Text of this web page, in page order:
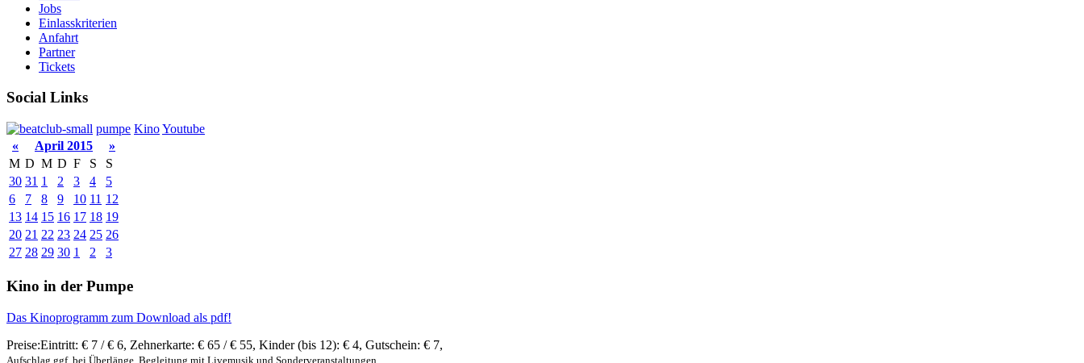
Jobs
Einlasskriterien
Anfahrt
Partner
Tickets
Social Links
pumpe KinoYoutube
«
April 2015
»
M D M D F S
S
30 31 1 2 3 4
5
6
7 8 9 10 11 12
13 14 15 16 17 18 19
20 21 22 23 24 25 26
27 28 29 30 1 2 3
Kino in der Pumpe
Das Kinoprogramm zum Download als pdf!
Preise:Eintritt: € 7 / € 6, Zehnerkarte: € 65 / € 55, Kinder (bis 12): € 4, Gutschein: € 7,
Aufschlag ggf. bei Überlänge, Begleitung mit Livemusik und Sonderveranstaltungen